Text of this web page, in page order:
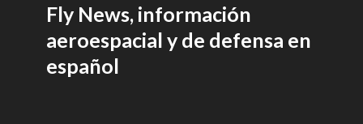
Fly News, información
aeroespacial y de defensa en
español